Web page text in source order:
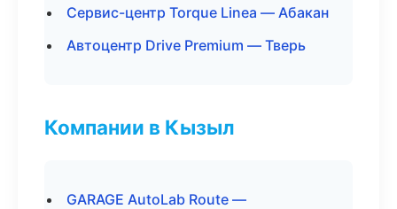
Сервис-центр Torque Linea — Абакан
Автоцентр Drive Premium — Тверь
Компании в Кызыл
GARAGE AutoLab Route —